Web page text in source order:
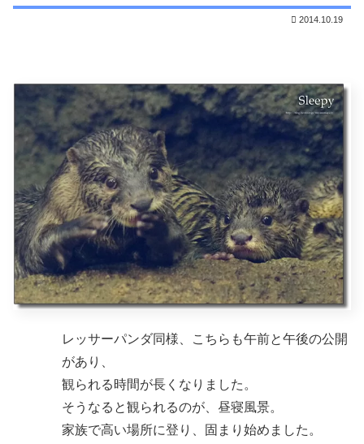
2014.10.19
レッサーパンダ同様、こちらも午前と午後の公開
があり、
観られる時間が長くなりました。
そうなると観られるのが、昼寝風景。
家族で高い場所に登り、固まり始めました。